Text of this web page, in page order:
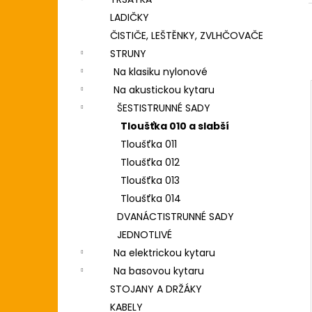
LADIČKY
ČISTIČE, LEŠTĚNKY, ZVLHČOVAČE
STRUNY
Na klasiku nylonové
Na akustickou kytaru
ŠESTISTRUNNÉ SADY
Tloušťka 010 a slabší
Tloušťka 011
Tloušťka 012
Tloušťka 013
Tloušťka 014
DVANÁCTISTRUNNÉ SADY
JEDNOTLIVÉ
Na elektrickou kytaru
Na basovou kytaru
STOJANY A DRŽÁKY
KABELY
8 690 Kč